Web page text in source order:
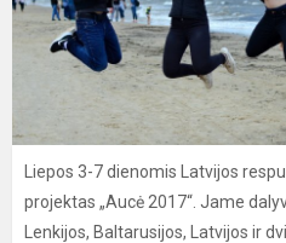
Liepos 3-7 dienomis Latvijos
projektas „Aucė 2017“. Jame
Lenkijos, Baltarusijos, Latvijos ir